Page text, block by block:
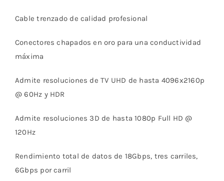
Cable trenzado de calidad profesional
Conectores chapados en oro para una conductividad
máxima
Admite resoluciones de TV UHD de hasta 4096x2160p
@ 60Hz y HDR
Admite resoluciones 3D de hasta 1080p Full HD @
120Hz
Rendimiento total de datos de 18Gbps, tres carriles,
6Gbps por carril